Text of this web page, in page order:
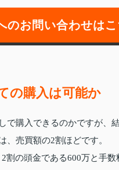
のお問い合わせはこ
の購入は可能か
購入できるのかですが、
、売買額の2割ほどです。
割の頭金である600万と手